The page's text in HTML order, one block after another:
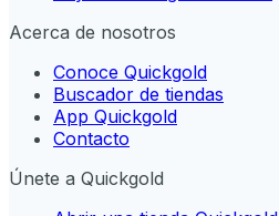
Acerca de nosotros
Conoce Quickgold
Buscador de tiendas
App Quickgold
Contacto
Únete a Quickgold